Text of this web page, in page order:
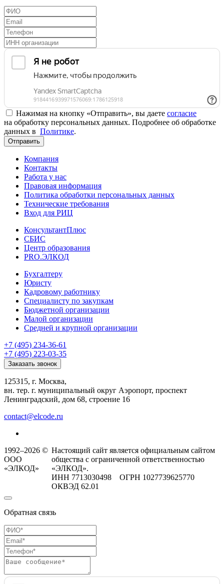
Нажимая на кнопку «Отправить», вы даете согласие
на обработку персональных данных. Подробнее об обработке
данных в Политике.
Отправить
Компания
Контакты
Работа у нас
Правовая информация
Политика обработки персональных данных
Технические требования
Вход для РИЦ
КонсультантПлюс
СБИС
Центр образования
PRO.ЭЛКОД
Бухгалтеру
Юристу
Кадровому работнику
Специалисту по закупкам
Бюджетной организации
Малой организации
Средней и крупной организации
+7 (495) 234-36-61
+7 (495) 223-03-35
Заказать звонок
125315, г. Москва,
вн. тер. г. муниципальный округ Аэропорт, проспект
Ленинградский, дом 68, строение 16
contact@elcode.ru
1992–2026 ©
ООО
«ЭЛКОД»
Настоящий сайт является официальным сайтом
общества с ограниченной ответственностью
«ЭЛКОД».
ИНН 7713030498 ОГРН 1027739625770
ОКВЭД 62.01
Обратная связь